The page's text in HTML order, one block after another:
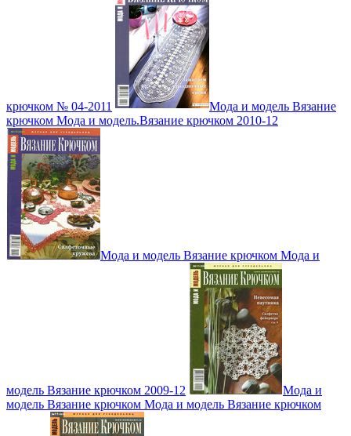
крючком № 04-2011
Мода и модель Вязание
крючком Мода и модель.Вязание крючком 2010-12
Мода и модель Вязание крючком Мода и
модель Вязание крючком 2009-12
Мода и
модель Вязание крючком Мода и модель Вязание крючком